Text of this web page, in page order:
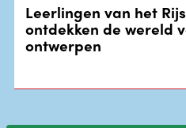
Leerlingen van het
ontdekken de wereld
ontwerpen